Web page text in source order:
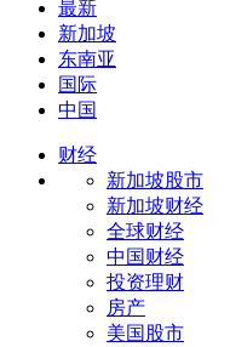
最新
新加坡
东南亚
国际
中国
财经
新加坡股市
新加坡财经
全球财经
中国财经
投资理财
房产
美国股市